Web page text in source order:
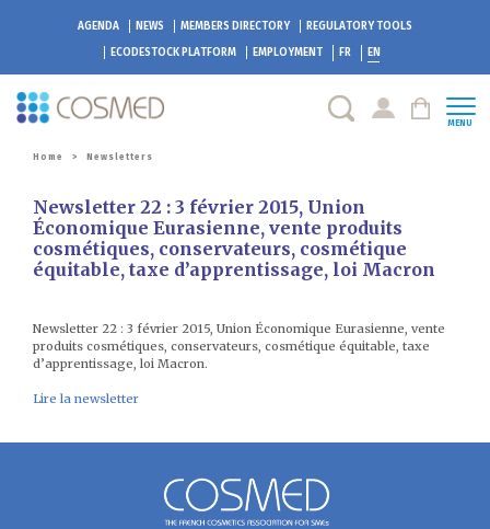
AGENDA NEWS MEMBERS DIRECTORY
REGULATORY TOOLS
ECODESTOCK PLATFORM EMPLOYMENT FR EN
MENU
Home > Newsletters
Newsletter 22 : 3 février 2015, Union
Économique Eurasienne, vente produits
cosmétiques, conservateurs, cosmétique
équitable, taxe d’apprentissage, loi Macron
Newsletter 22 : 3 février 2015, Union Économique Eurasienne, vente
produits cosmétiques, conservateurs, cosmétique équitable, taxe
d’apprentissage, loi Macron.
Lire la newsletter